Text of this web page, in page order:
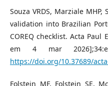
Souza VRDS, Marziale
validation into Brazilian
COREQ checklist. Acta
em 4 mar
https://doi.org/10.37689/
Folstein MF, Folstein SE,